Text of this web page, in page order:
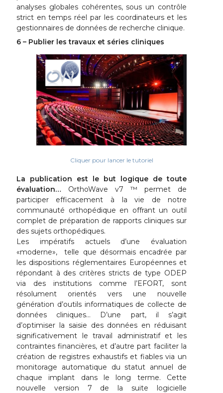
analyses globales cohérentes, sous un contrôle
strict en temps réel par les coordinateurs et les
gestionnaires de données de recherche clinique.
6 – Publier les travaux et séries cliniques
Cliquer pour lancer le tutoriel
La publication est le but logique de toute
évaluation… OrthoWave v7 ™ permet de
participer efficacement à la vie de notre
communauté orthopédique en offrant un outil
complet de préparation de rapports cliniques sur
des sujets orthopédiques.
Les impératifs actuels d’une évaluation
«moderne», telle que désormais encadrée par
les dispositions réglementaires Européennes et
répondant à des critères stricts de type ODEP
via des institutions comme l’EFORT, sont
résolument orientés vers une nouvelle
génération d’outils informatiques de collecte de
données cliniques… D’une part, il s’agit
d’optimiser la saisie des données en réduisant
significativement le travail administratif et les
contraintes financières, et d’autre part faciliter la
création de registres exhaustifs et fiables via un
monitorage automatique du statut annuel de
chaque implant dans le long terme. Cette
nouvelle version 7 de la suite logicielle